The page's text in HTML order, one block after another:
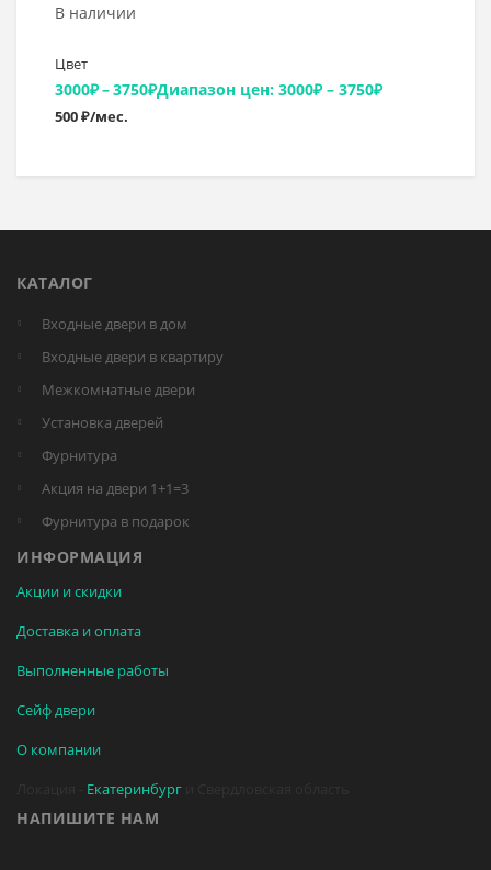
В наличии
Цвет
3000₽–3750₽Диапазон цен: 3000₽ – 3750₽
500 ₽/мес.
КАТАЛОГ
Входные двери в дом
Входные двери в квартиру
Межкомнатные двери
Установка дверей
Фурнитура
Акция на двери 1+1=3
Фурнитура в подарок
ИНФОРМАЦИЯ
Акции и скидки
Доставка и оплата
Выполненные работы
Сейф двери
О компании
Екатеринбург
НАПИШИТЕ НАМ